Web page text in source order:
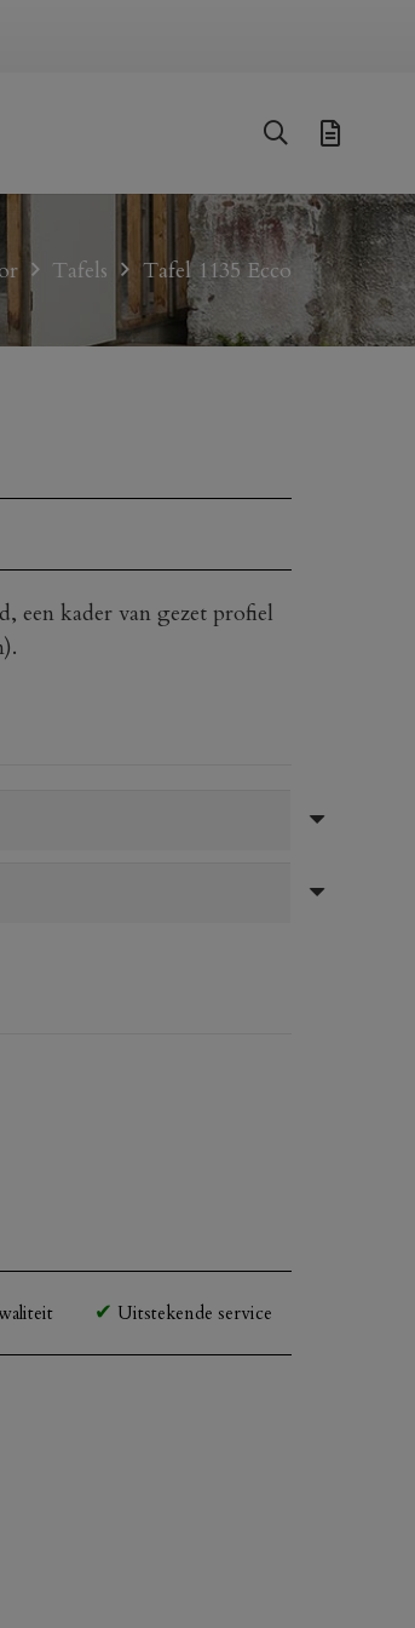
Tafels Tafel 1135 Ecco
een kader van gezet profiel
Uitstekende service